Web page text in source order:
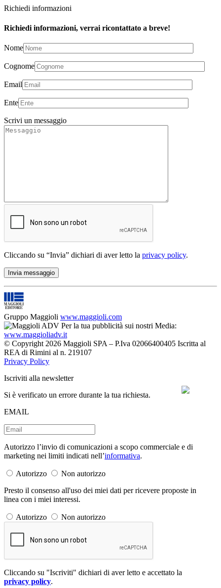
Richiedi informazioni
Richiedi informazioni, verrai ricontattato a breve!
Nome
Cognome
Email
Ente
Scrivi un messaggio
Cliccando su “Invia” dichiari di aver letto la privacy policy.
Gruppo Maggioli www.maggioli.com
Per la tua pubblicità sui nostri Media:
www.maggioliadv.it
© Copyright 2026 Maggioli SPA – P.Iva 02066400405 Iscritta al
REA di Rimini al n. 219107
Privacy Policy
Iscriviti alla newsletter
Si è verificato un errore durante la tua richiesta.
EMAIL
Autorizzo l’invio di comunicazioni a scopo commerciale e di
marketing nei limiti indicati nell’informativa.
Autorizzo
Non autorizzo
Presto il consenso all'uso dei miei dati per ricevere proposte in
linea con i miei interessi.
Autorizzo Non autorizzo
Cliccando su "Iscriviti" dichiari di aver letto e accettato la
privacy policy.